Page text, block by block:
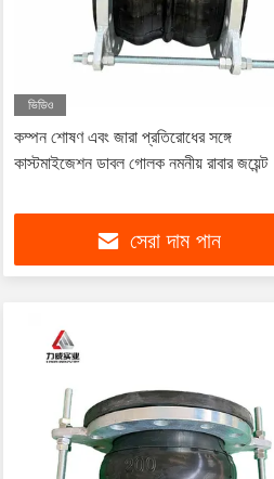
ভিডিও
কম্পন শোষণ এবং জারা প্রতিরোধের সঙ্গে
কাস্টমাইজেশন ডাবল গোলক নমনীয় রাবার জয়েন্ট
সেরা দাম পান